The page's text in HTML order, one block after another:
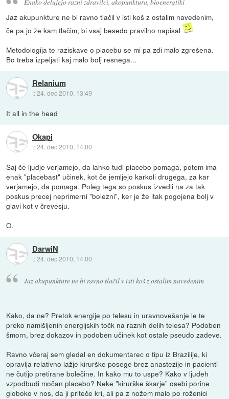
Enako delujejo razni zdravilci, akopunktura, bioenergtiki
Jaz akupunkture ne bi ravno tlačil v isti koš z ostalim navedenim,
če pa jo že kam tlačim, bi vsaj besedo pravilno napisal
Metodologija te raziskave o placebu se mi pa zdi malo zgrešena.
Bo treba izpeljati kaj malo bolj resnega...
Relanium
::24. dec 2010, 13:49
It all in the head
Okapi
::24. dec 2010, 14:00
Saj če ljudje verjamejo, da lahko tudi placebo pomaga, potem ima
enak "placebast" učinek, kot če jemljejo karkoli drugega, za kar
verjamejo, da pomaga. Poleg tega so poskus izvedli na za tak
poskus precej neprimerni "bolezni", ker je že itak pogojena bolj v
glavi kot v črevesju.
O.
DarwiN
::24. dec 2010, 14:00
Jaz akupunkture ne bi ravno tlačil v isti koš z ostalim navedenim
Kako, da ne? Pretok energije po telesu in uravnovešanje le te
preko namišljenih energijskih točk na raznih delih telesa? Podoben
šmorn, brez dokazov in podoben učinek kot ostale pseudo zadeve.
Ravno včeraj sem gledal en dokumentarec o tipu iz Brazilije, ki
opravlja relativno lažje kirurške posege brez anastezije in pacienti
ne čutijo pretirane bolečine. In kako mu to uspe? Kako v ljudeh
vzpodbudi močan placebo? Neke "kirurške škarje" osebi porine
globoko v nos, da ji priteče kri, ali pa z nožem malo po roženici